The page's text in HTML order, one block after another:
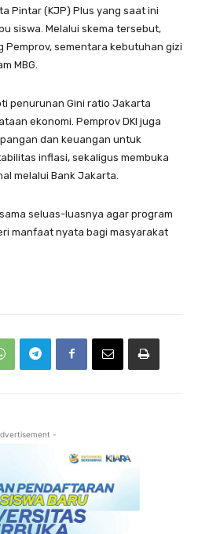
Pintar (KJP) Plus yang saat ini
siswa. Melalui skema tersebut,
sementara kebutuhan gizi
MBG.
penurunan Gini ratio Jakarta
ekonomi. Pemprov DKI juga
dan keuangan untuk
inflasi, sekaligus membuka
melalui Bank Jakarta.
seluas-luasnya agar program
manfaat nyata bagi masyarakat
-